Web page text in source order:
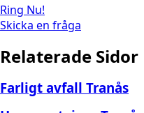
Ring Nu!
Skicka en fråga
Relaterade Sidor
Farligt avfall Tranås